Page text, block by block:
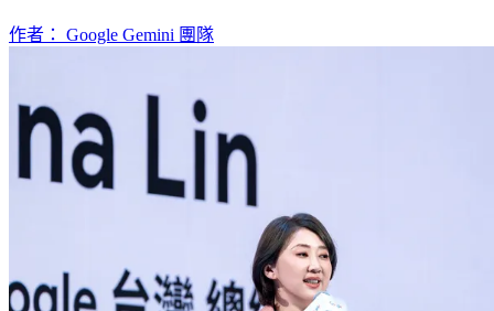
作者： Google Gemini 團隊